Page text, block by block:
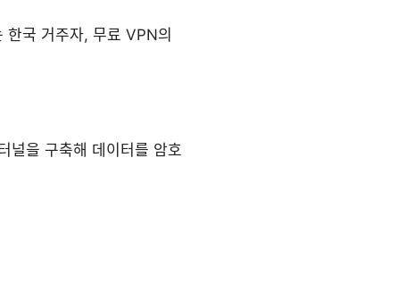
한국 거주자, 무료 VPN의
을 구축해 데이터를 암호